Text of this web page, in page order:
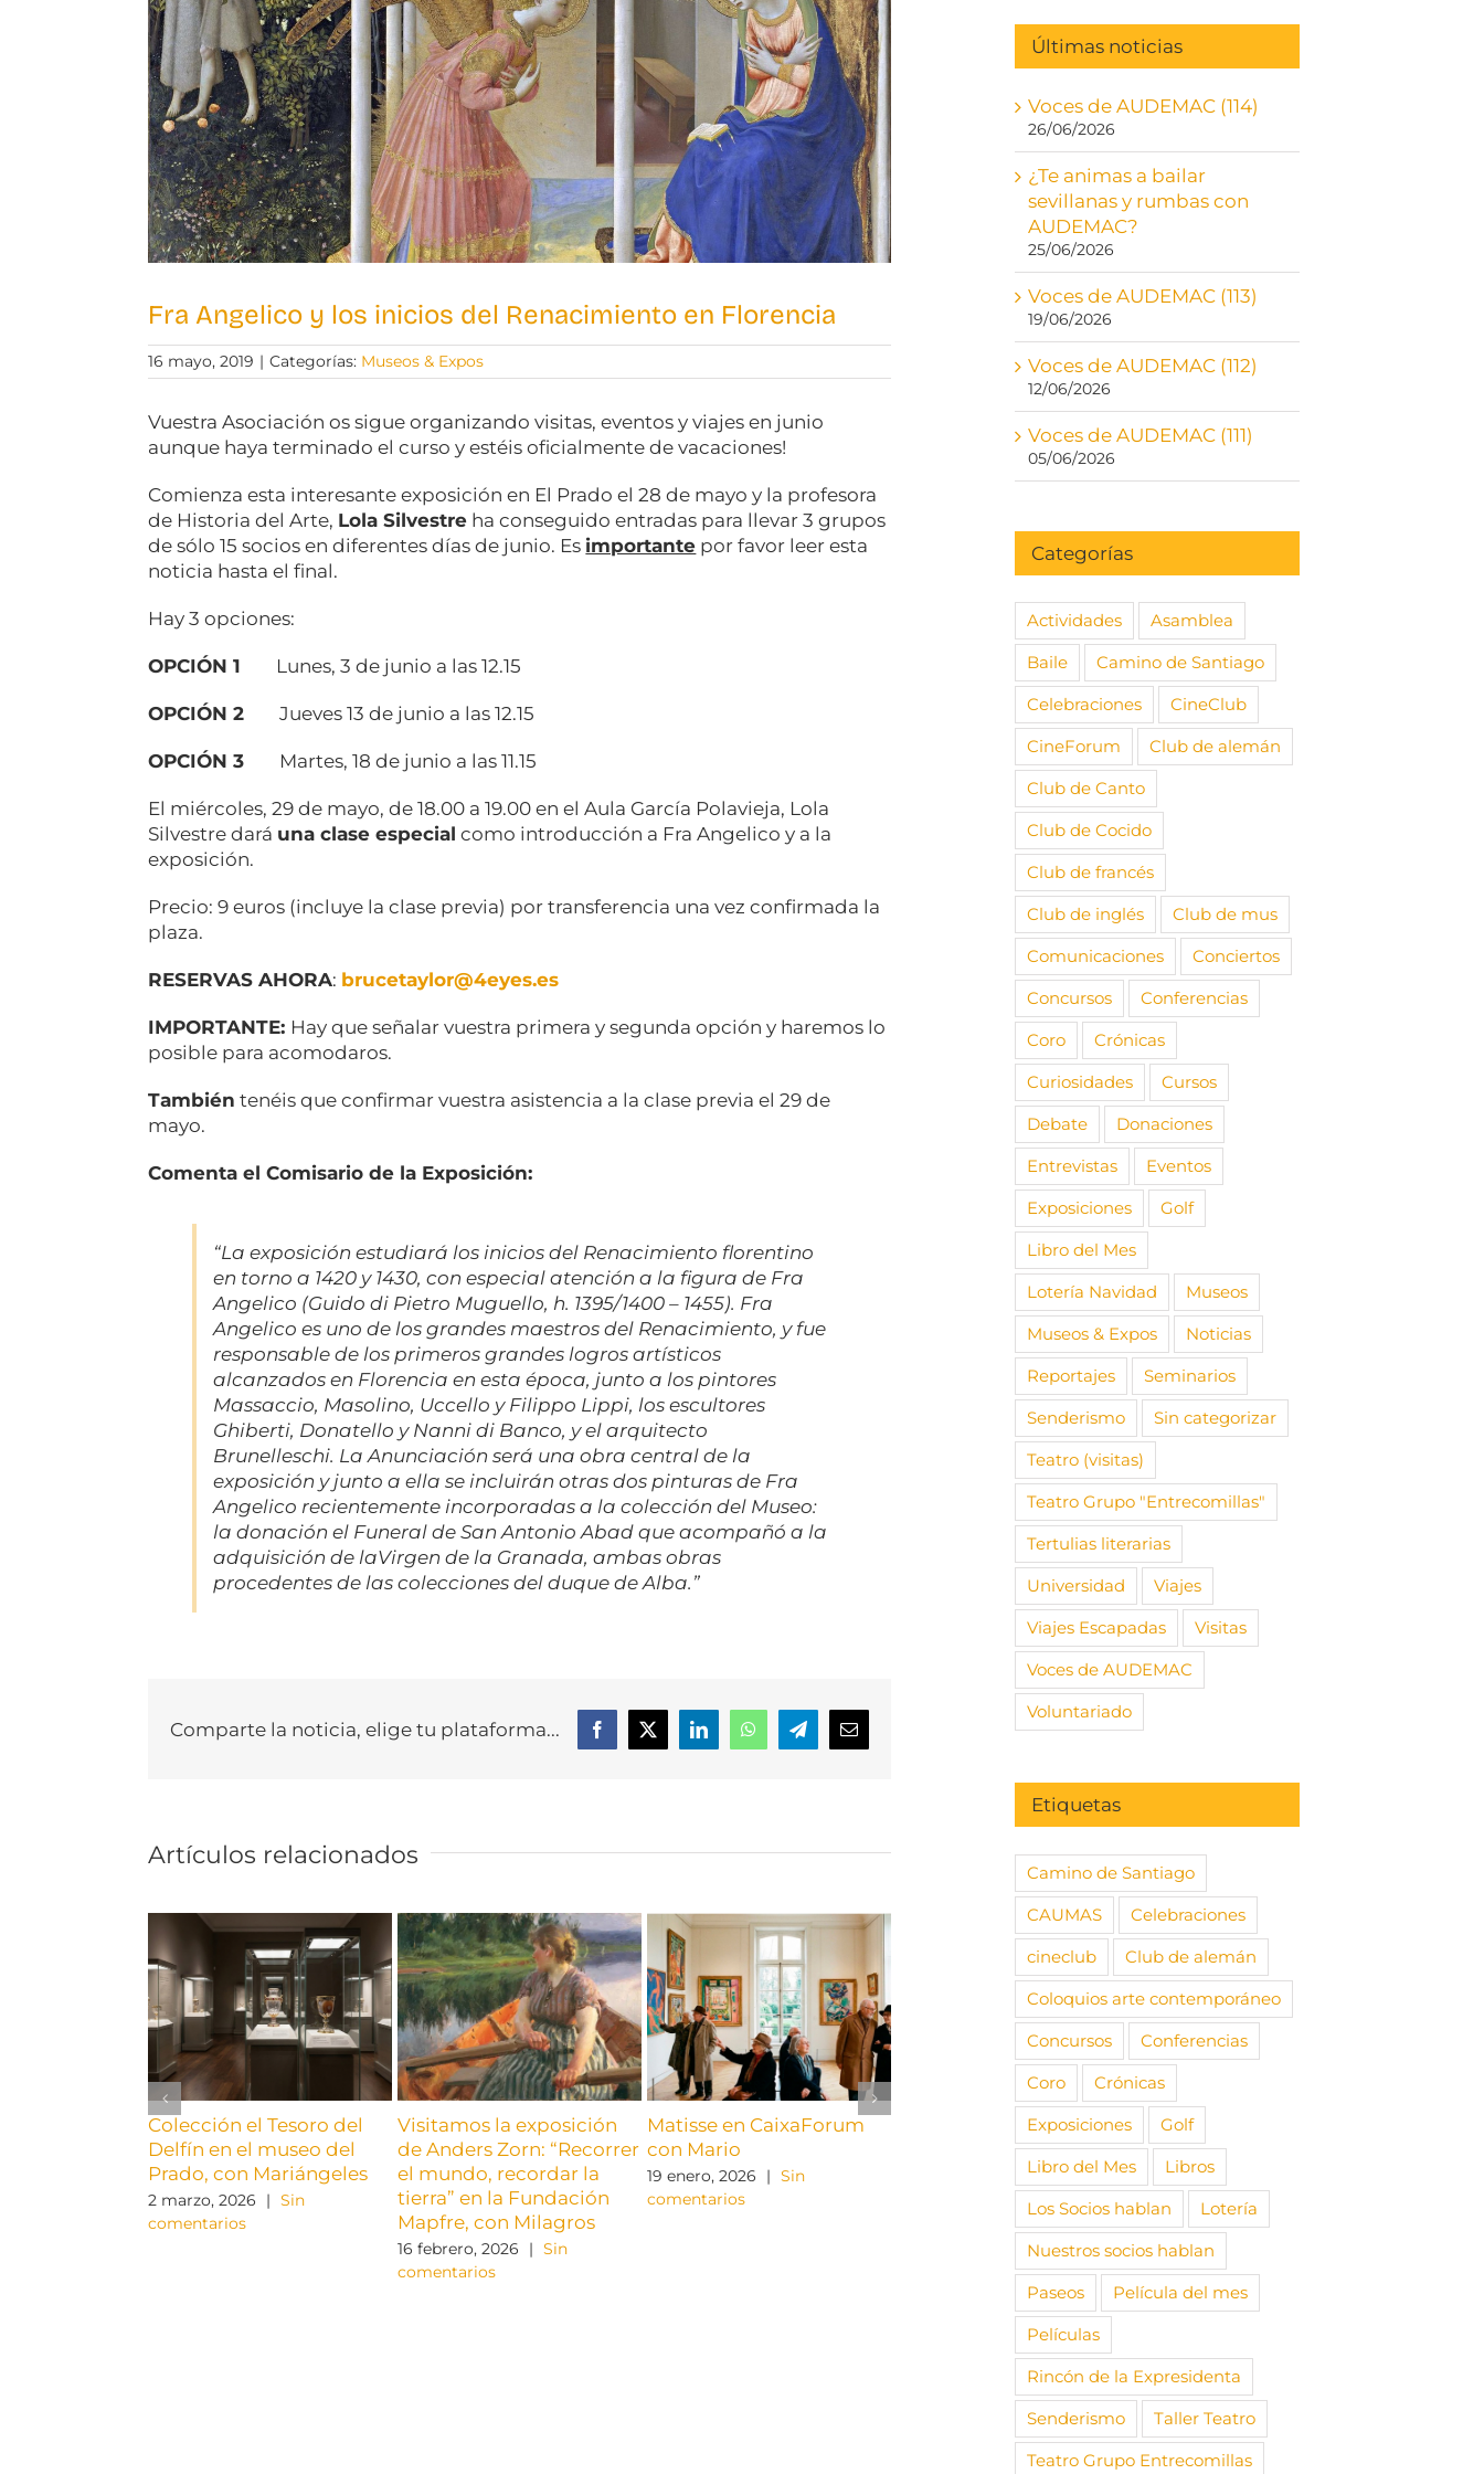
Fra Angelico y los inicios del Renacimiento en Florencia
16 mayo, 2019 | Categorías: Museos & Expos
Vuestra Asociación os sigue organizando visitas, eventos y viajes en junio
aunque haya terminado el curso y estéis oficialmente de vacaciones!
Comienza esta interesante exposición en El Prado el 28 de mayo y la profesora
de Historia del Arte, Lola Silvestre ha conseguido entradas para llevar 3 grupos
de sólo 15 socios en diferentes días de junio. Es importante por favor leer esta
noticia hasta el final.
Hay 3 opciones:
OPCIÓN 1 Lunes, 3 de junio a las 12.15
OPCIÓN 2 Jueves 13 de junio a las 12.15
OPCIÓN 3 Martes, 18 de junio a las 11.15
El miércoles, 29 de mayo, de 18.00 a 19.00 en el Aula García Polavieja, Lola
Silvestre dará una clase especial como introducción a Fra Angelico y a la
exposición.
Precio: 9 euros (incluye la clase previa) por transferencia una vez confirmada la
plaza.
RESERVAS AHORA: brucetaylor@4eyes.es
IMPORTANTE: Hay que señalar vuestra primera y segunda opción y haremos lo
posible para acomodaros.
También tenéis que confirmar vuestra asistencia a la clase previa el 29 de
mayo.
Comenta el Comisario de la Exposición:
“La exposición estudiará los inicios del Renacimiento florentino
en torno a 1420 y 1430, con especial atención a la figura de Fra
Angelico (Guido di Pietro Muguello, h. 1395/1400 – 1455). Fra
Angelico es uno de los grandes maestros del Renacimiento, y fue
responsable de los primeros grandes logros artísticos
alcanzados en Florencia en esta época, junto a los pintores
Massaccio, Masolino, Uccello y Filippo Lippi, los escultores
Ghiberti, Donatello y Nanni di Banco, y el arquitecto
Brunelleschi. La Anunciación será una obra central de la
exposición y junto a ella se incluirán otras dos pinturas de Fra
Angelico recientemente incorporadas a la colección del Museo:
la donación el Funeral de San Antonio Abad que acompañó a la
adquisición de laVirgen de la Granada,ambas obras
procedentes de las colecciones del duque de Alba.”
Comparte la noticia, elige tu plataforma... Facebook
X LinkedInWhatsAppTelegramCorreo
electrónico
Artículos relacionados
Colección el Tesoro del
Delfín en el museo del
Prado, con Mariángeles
2 marzo, 2026 | Sin
comentarios
Visitamos la exposición
de Anders Zorn: “Recorrer
el mundo, recordar la
tierra” en la Fundación
Mapfre, con Milagros
16 febrero, 2026 | Sin
comentarios
Matisse en CaixaForum
con Mario
19 enero, 2026 | Sin
comentarios
Visitamos la exposición
de Alfredo Alcañiz: “Una
retrospectiva” con Mario
22 diciembre, 2025
Sin
Nuevas plazas para la
exposición “Caos y
Cosmos” en el Museo
Arqueológico de Madrid
17 marzo, 2025 |
comentarios
Últimas noticias
Voces de AUDEMAC (114)
26/06/2026
¿Te animas a bailar
sevillanas y rumbas con
AUDEMAC?
25/06/2026
Voces de AUDEMAC (113)
19/06/2026
Voces de AUDEMAC (112)
12/06/2026
Voces de AUDEMAC (111)
05/06/2026
Categorías
Actividades
Asamblea
Baile
Camino de Santiago
Celebraciones
CineClub
CineForum
Club de alemán
Club de Canto
Club de Cocido
Club de francés
Club de inglés
Club de mus
Comunicaciones
Conciertos
Concursos
Conferencias
Coro
Crónicas
Curiosidades
Cursos
Debate
Donaciones
Entrevistas
Eventos
Exposiciones
Golf
Libro del Mes
Lotería Navidad
Museos
Museos & Expos
Noticias
Reportajes
Seminarios
Senderismo
Sin categorizar
Teatro (visitas)
Teatro Grupo "Entrecomillas"
Tertulias literarias
Universidad
Viajes
Viajes Escapadas
Visitas
Voces de AUDEMAC
Voluntariado
Etiquetas
Camino de Santiago
CAUMAS
Celebraciones
cineclub
Club de alemán
Coloquios arte contemporáneo
Concursos
Conferencias
Coro
Crónicas
Exposiciones
Golf
Libro del Mes
Libros
Los Socios hablan
Lotería
Nuestros socios hablan
Paseos
Película del mes
Películas
Rincón de la Expresidenta
Senderismo
Taller Teatro
Teatro Grupo Entrecomillas